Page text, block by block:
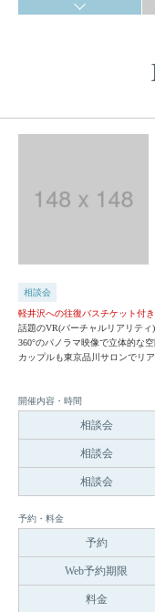
相談会
軽井沢への往復バスチケット付き
話題のVR(バーチャルリアリティ
360°のパノラマ映像で立体的な
カップルも東京品川サロンでリ
開催内容・時間
相談会
相談会
相談会
予約・料金
予約
Web予約期限
料金